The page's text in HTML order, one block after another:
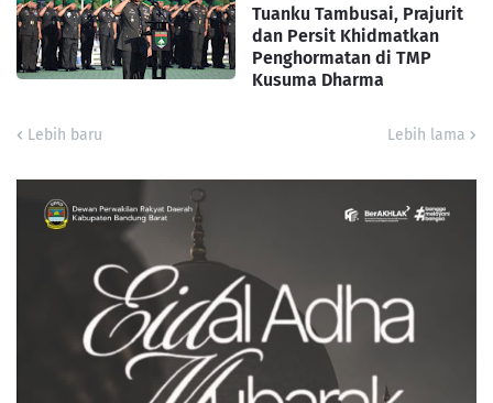
Tuanku Tambusai, Prajurit
dan Persit Khidmatkan
Penghormatan di TMP
Kusuma Dharma
Lebih baru Lebih lama